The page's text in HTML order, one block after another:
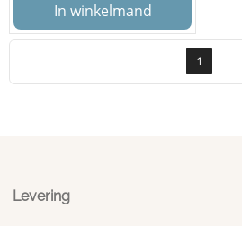
In winkelmand
1
Levering